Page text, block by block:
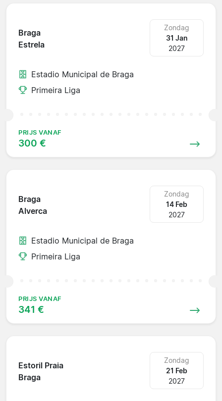
Braga
Estrela
Zondag
31 Jan
2027
Estadio Municipal de Braga
Primeira Liga
PRIJS VANAF
300 €
Braga
Alverca
Zondag
14 Feb
2027
Estadio Municipal de Braga
Primeira Liga
PRIJS VANAF
341 €
Estoril Praia
Braga
Zondag
21 Feb
2027